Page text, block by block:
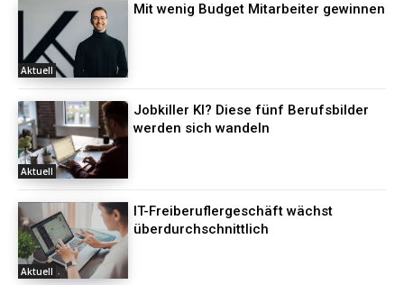
Aktuell
Mit wenig Budget Mitarbeiter gewinnen
Aktuell
Jobkiller KI? Diese fünf Berufsbilder
werden sich wandeln
Aktuell
IT-Freiberuflergeschäft wächst
überdurchschnittlich